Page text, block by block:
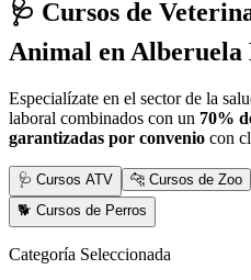
🩺 Cursos de
Animal en Alberuela
Especialízate en el sector de la
laboral combinados con un 70%
garantizadas por convenio con
🩺 Cursos ATV 🐆 Cursos de Zoo
🐕 Cursos de Perros
Categoría Seleccionada